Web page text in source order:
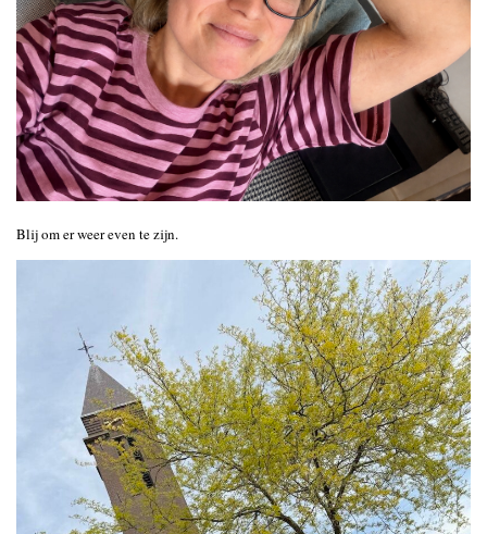
Blij om er weer even te zijn.